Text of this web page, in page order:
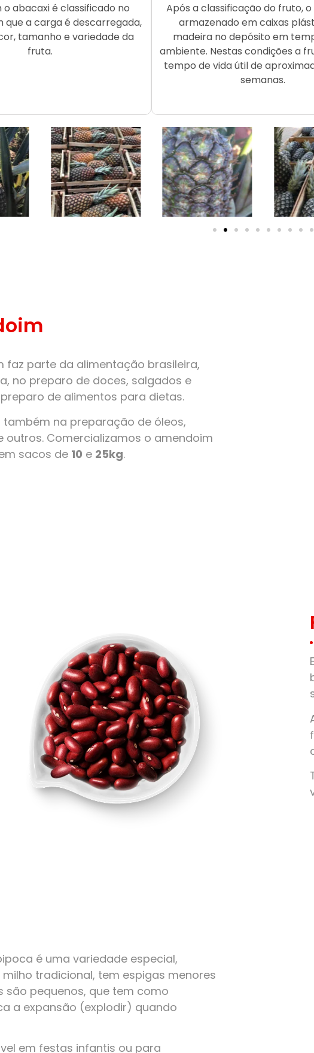
o abacaxi é classificado no
que a carga é descarregada,
tamanho e variedade da
fruta.
Após a classificação do fruto,
armazenado em caixas
madeira no depósito em
ambiente. Nestas condições a
tempo de vida útil de
semanas.
faz parte da alimentação brasileira,
no preparo de doces, salgados e
de alimentos para dietas.
também na preparação de óleos,
outros. Comercializamos o amendoim
sacos de 10 e 25kg.
é uma variedade especial,
tradicional, tem espigas menores
são pequenos, que tem como
a expansão (explodir) quando
em festas infantis ou para